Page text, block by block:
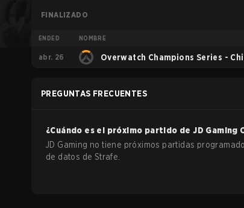
FINALIZADO
ENDED NOMBRE
abr. 26 Overwatch Champions Series -
PREGUNTAS FRECUENTES
¿Cuándo es el próximo partido deJD Gaming
JD Gaming no tiene próximos partidas
de datos de Strafe.